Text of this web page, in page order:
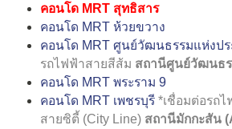
คอนโด MRT สุทธิสาร
คอนโด MRT ห้วยขวาง
คอนโด MRT ศูนย์วัฒนธรรมแห่งปร
รถไฟฟ้าสายสีส้ม สถานีศูนย์วัฒนธร
คอนโด MRT พระราม 9
คอนโด MRT เพชรบุรี *เชื่อมต่อรถ
สายซิตี้ (City Line) สถานีมักกะสัน